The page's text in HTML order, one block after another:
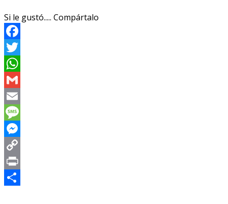
Si le gustó..... Compártalo
Facebook
Twitter
WhatsApp
Gmail
Email
Message
Messenger
Copy
Link
Print